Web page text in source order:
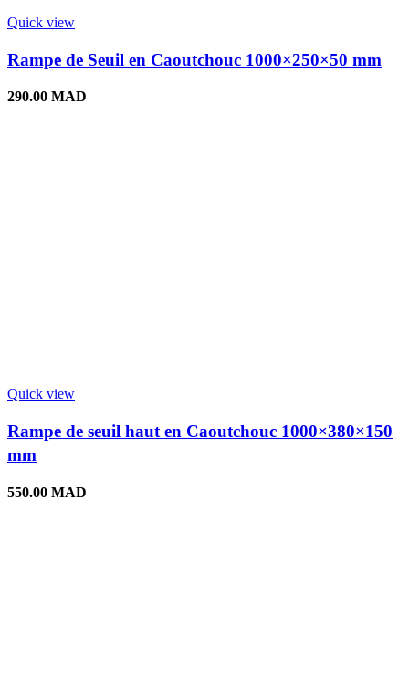
Quick view
Rampe de Seuil en Caoutchouc 1000×250×50 mm
290.00 MAD
Quick view
Rampe de seuil haut en Caoutchouc 1000×380×150
mm
550.00 MAD